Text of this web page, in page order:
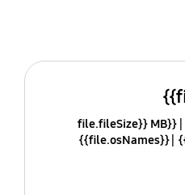
{{file.fileSize}} MB
{{file.osNames}}